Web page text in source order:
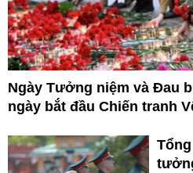
Ngày Tưởng niệm và Đau
ngày bắt đầu Chiến tranh